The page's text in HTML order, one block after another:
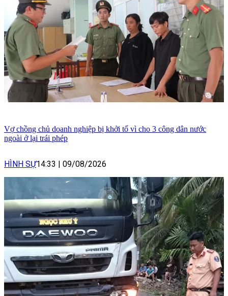
Vợ chồng chủ doanh nghiệp bị khởi tố vì cho 3 công dân nước
ngoài ở lại trái phép
HÌNH SỰ14:33 09/08/2026